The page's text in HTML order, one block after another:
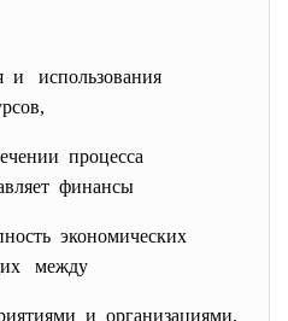
и использования
процесса
финансы
экономических
между
и организациями,